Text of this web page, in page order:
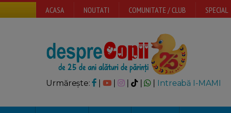
ACASA NOUTATI COMUNITATE / CLUB SPECIAL
Urmărește: | | Intreabă I-MAMI